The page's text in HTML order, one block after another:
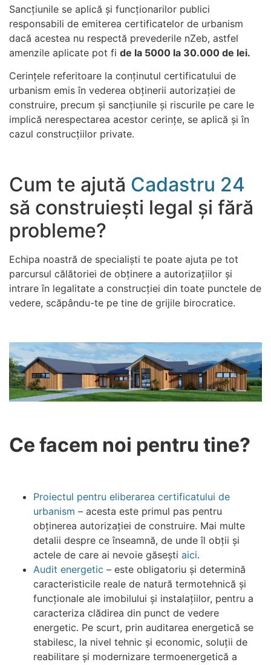
Sancțiunile se aplică și funcționarilor publici
responsabili de emiterea certificatelor de urbanism
dacă acestea nu respectă prevederile nZeb, astfel
amenzile aplicate pot fi de la 5000 la 30.000 de lei.
Cerințele referitoare la conținutul certificatului de
urbanism emis în vederea obținerii autorizației de
construire, precum și sancțiunile și riscurile pe care le
implică nerespectarea acestor cerințe, se aplică și în
cazul construcțiilor private.
Cum te ajută Cadastru 24
să construiești legal și fără
probleme?
Echipa noastră de specialiști te poate ajuta pe tot
parcursul călătoriei de obținere a autorizațiilor și
intrare în legalitate a construcției din toate punctele de
vedere, scăpându-te pe tine de grijile birocratice.
Ce facem noi pentru tine?
Proiectul pentru eliberarea certificatului de
urbanism – acesta este primul pas pentru
obținerea autorizației de construire. Mai multe
detalii despre ce înseamnă, de unde îl obții și
actele de care ai nevoie găsești aici.
Audit energetic – este obligatoriu și determină
caracteristicile reale de natură termotehnică și
funcționale ale imobilului și instalațiilor, pentru a
caracteriza clădirea din punct de vedere
energetic. Pe scurt, prin auditarea energetică se
stabilesc, la nivel tehnic și economic, soluții de
reabilitare și modernizare termoenergetică a